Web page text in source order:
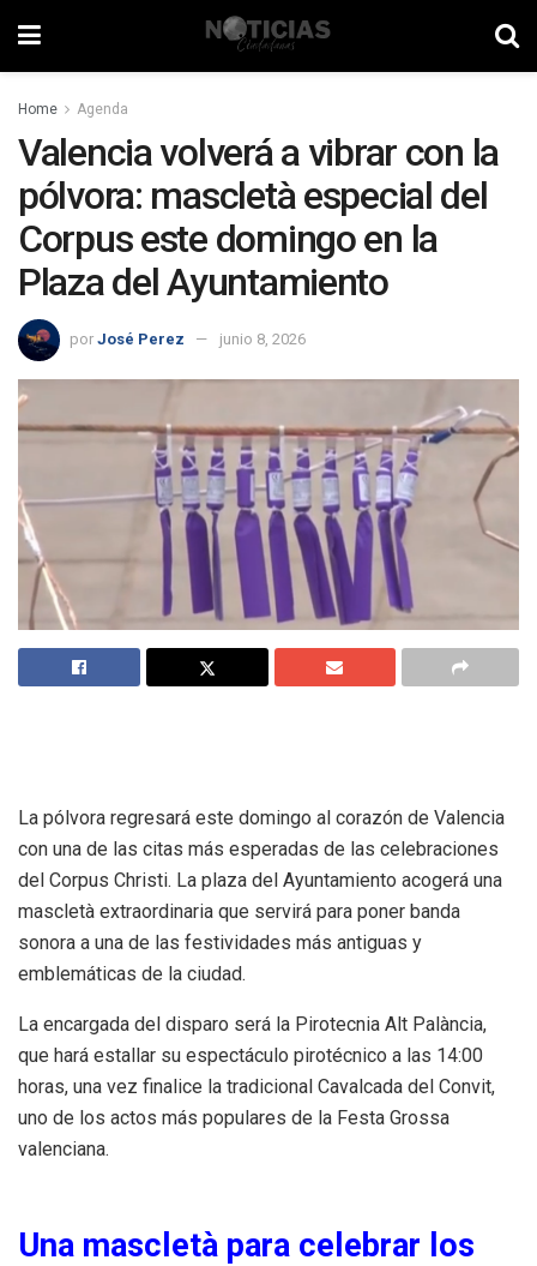
Home Agenda
Valencia volverá a vibrar con la
pólvora: mascletà especial del
Corpus este domingo en la
Plaza del Ayuntamiento
por José Perez junio 8, 2026
La pólvora regresará este domingo al corazón de Valencia
con una de las citas más esperadas de las celebraciones
del Corpus Christi. La plaza del Ayuntamiento acogerá una
mascletà extraordinaria que servirá para poner banda
sonora a una de las festividades más antiguas y
emblemáticas de la ciudad.
La encargada del disparo será la Pirotecnia Alt Palància,
que hará estallar su espectáculo pirotécnico a las 14:00
horas, una vez finalice la tradicional Cavalcada del Convit,
uno de los actos más populares de la Festa Grossa
valenciana.
Una mascletà para celebrar los